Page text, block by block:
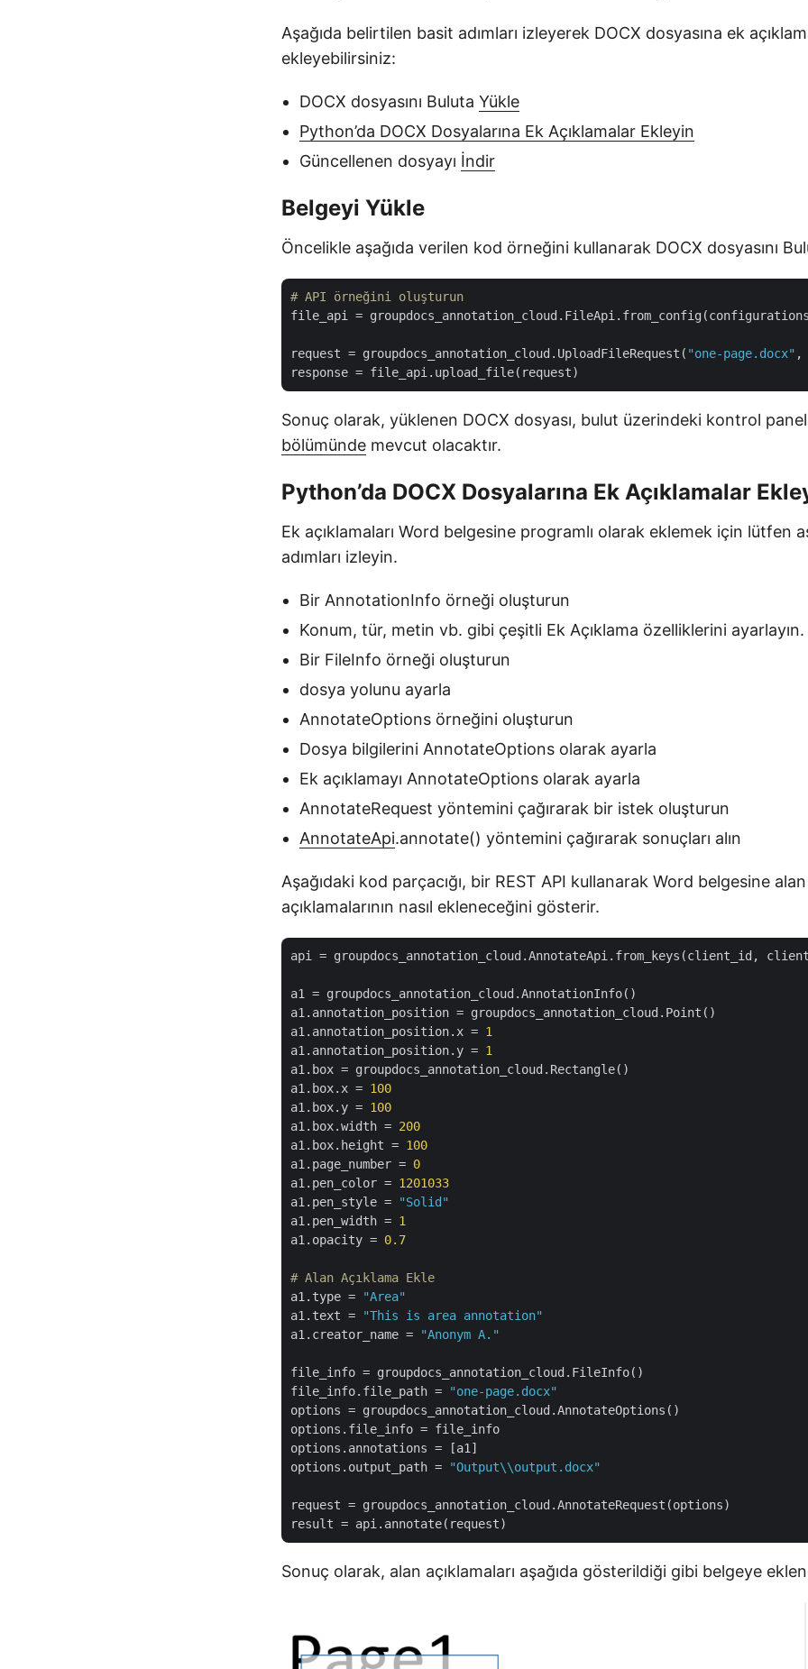
Aşağıda belirtilen basit adımları izleyerek DOCX dosyasına ek
ekleyebilirsiniz:
DOCX dosyasını Buluta Yükle
Python’da DOCX Dosyalarına Ek Açıklamalar Ekleyin
Güncellenen dosyayı İndir
Belgeyi Yükle
Öncelikle aşağıda verilen kod örneğini kullanarak DOCX dosyasını
# API örneğini oluşturun
file_api
=
request = groupdocs_annotation_cloud.UploadFileRequest( "one-page.docx" ,
response
Sonuç olarak, yüklenen DOCX dosyası, bulut üzerindeki kontrol
bölümünde mevcut olacaktır.
Python’da DOCX Dosyalarına Ek Açıklamalar
Ek açıklamaları Word belgesine programlı olarak eklemek için lütfen
adımları izleyin.
Bir AnnotationInfo örneği oluşturun
Konum, tür, metin vb. gibi çeşitli Ek Açıklama özelliklerini ayarlayın.
Bir FileInfo örneği oluşturun
dosya yolunu ayarla
AnnotateOptions örneğini oluşturun
Dosya bilgilerini AnnotateOptions olarak ayarla
Ek açıklamayı AnnotateOptions olarak ayarla
AnnotateRequest yöntemini çağırarak bir istek oluşturun
AnnotateApi.annotate() yöntemini çağırarak sonuçları alın
Aşağıdaki kod parçacığı, bir REST API kullanarak Word belgesine
açıklamalarının nasıl ekleneceğini gösterir.
api = groupdocs_annotation_cloud.AnnotateApi.from_keys(client_id,
a1
a1.annotation_position
a1.annotation_position.x = 1
a1.annotation_position.y = 1
a1.box
a1.box.x = 100
a1.box.y = 100
a1.box.width = 200
a1.box.height = 100
a1.page_number = 0
a1.pen_color = 1201033
a1.pen_style =
"Solid"
a1.pen_width = 1
a1.opacity = 0.7
# Alan Açıklama Ekle
a1.type =
"Area"
a1.text =
"This is area annotation"
a1.creator_name = "Anonym A."
file_info
file_info.file_path =
"one-page.docx"
options
options.file_info
options.annotations
options.output_path = "Output\\output.docx"
request
result
Sonuç olarak, alan açıklamaları aşağıda gösterildiği gibi belgeye